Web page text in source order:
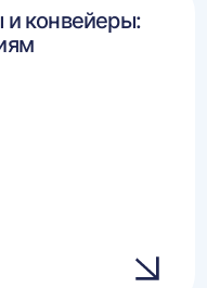
и конвейеры: